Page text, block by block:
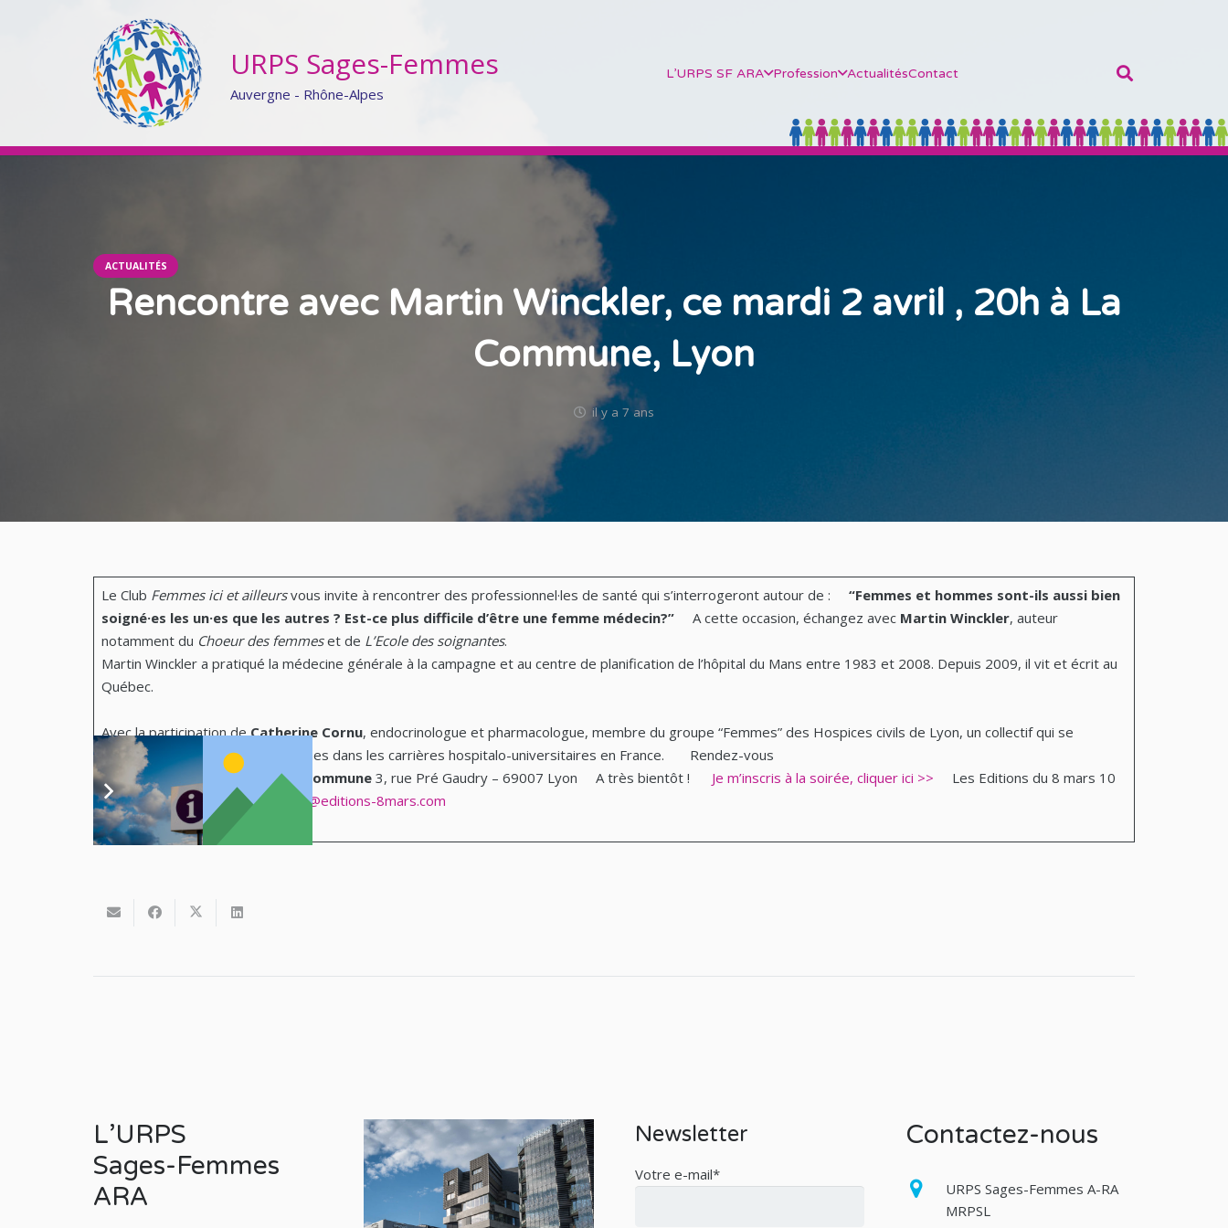
URPS Sages-Femmes
Auvergne - Rhône-Alpes
L’URPS SF ARA Profession ActualitésContact
ACTUALITÉS
Rencontre avec Martin Winckler, ce mardi 2 avril , 20h à La
Commune, Lyon
il y a 7 ans
Le Club Femmes ici et ailleursvous invite à rencontrer des professionnel·les de santé qui s’interrogeront autour de : “Femmes et hommes sont-ils aussi bien
soigné·es les un·es que les autres ? Est-ce plus difficile d’être une femme médecin?”A cette occasion, échangez avec Martin Winckler, auteur
notamment du Choeur des femmeset de L’Ecole des soignantes.
Martin Winckler a pratiqué la médecine générale à la campagne et au centre de planification de l’hôpital du Mans entre 1983 et 2008. Depuis 2009, il vit et écrit au
Québec.
Avec la participation deCatherine Cornu, endocrinologue et pharmacologue, membre du groupe “Femmes” des Hospices civils de Lyon, un collectif qui se
questionne sur la place des femmes dans les carrières hospitalo-universitaires en France. Rendez-vous
mardi 2 avril à20 heures àLa Commune3, rue Pré Gaudry – 69007 Lyon A très bientôt ! Je m’inscris à la soirée, cliquer ici >> Les Editions du 8 mars 10
rue Germain 69006 Lyoncontact@editions-8mars.com
www.editions-8mars.com
L’URPS
Sages-Femmes
ARA
Newsletter
Votre e-mail*
Contactez-nous
URPS Sages-Femmes A-RA
MRPSL